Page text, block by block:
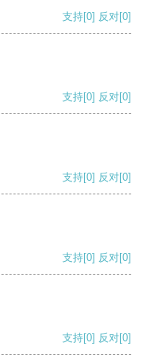
支持[0] 反对[0]
支持[0] 反对[0]
支持[0] 反对[0]
支持[0] 反对[0]
支持[0] 反对[0]